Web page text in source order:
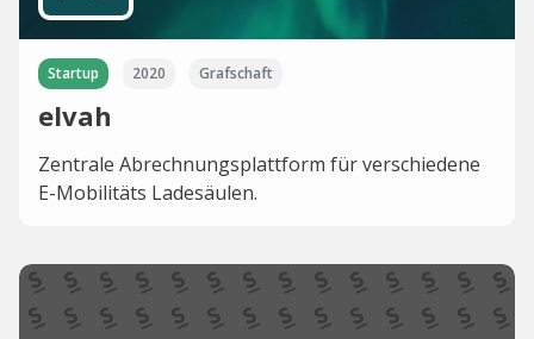
Startup 2020 Grafschaft
elvah
Zentrale Abrechnungsplattform für verschiedene
E-Mobilitäts Ladesäulen.